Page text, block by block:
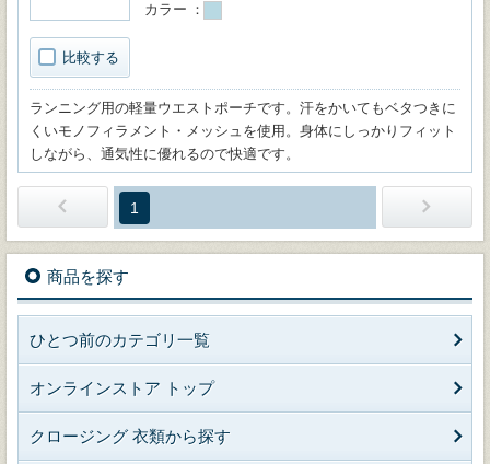
比較する
カラー
ランニング用の軽量ウエストポーチです。汗をかいてもベタつきに
くいモノフィラメント・メッシュを使用。身体にしっかりフィット
しながら、通気性に優れるので快適です。
1
商品を探す
ひとつ前のカテゴリ一覧
オンラインストア トップ
クロージング 衣類から探す